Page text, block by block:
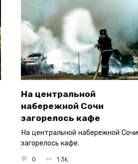
На центральной
набережной Сочи
загорелось кафе
На центральной набережной Сочи
загорелось кафе.
0 1.3k.